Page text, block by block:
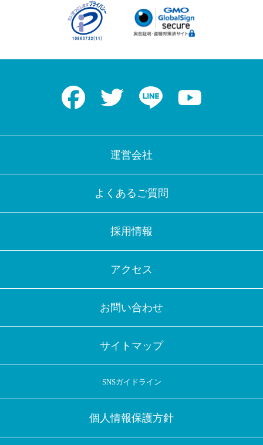
Facebook Twitter LINE
運営会社
よくあるご質問
採用情報
アクセス
お問い合わせ
サイトマップ
SNSガイドライン
個人情報保護方針